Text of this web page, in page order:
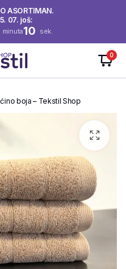
ASORTIMAN.
07. još:
minuta10 sek.
0
boja – Tekstil Shop